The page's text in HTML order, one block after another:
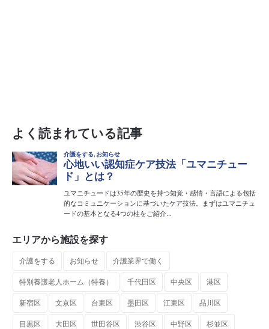
よく読まれている記事
エリアから施設を探す
介護をする お知らせ 介護業界で働く
特別養護老人ホーム（特養） 千代田区 中央区 港区
新宿区 文京区 台東区 墨田区 江東区 品川区
目黒区 大田区 世田谷区 渋谷区 中野区 杉並区